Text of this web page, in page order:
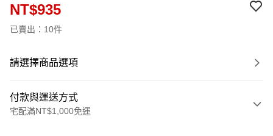
NT$935
已賣出：10件
請選擇商品選項
付款與運送方式
宅配滿NT$1,000免運